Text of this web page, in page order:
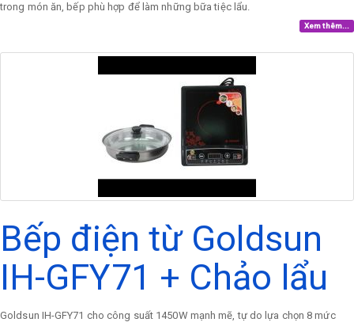
trong món ăn, bếp phù hợp để làm những bữa tiệc lẩu.
Xem thêm...
Bếp điện từ Goldsun
IH-GFY71 + Chảo lẩu
Goldsun IH-GFY71 cho công suất 1450W mạnh mẽ, tự do lựa chọn 8 mức